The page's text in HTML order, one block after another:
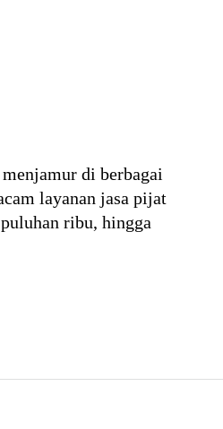
di berbagai
layanan jasa pijat
ribu, hingga